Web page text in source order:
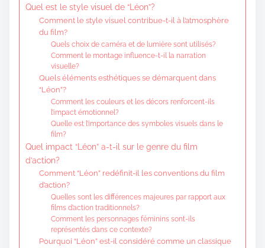
Quel est le style visuel de “Léon”?
Comment le style visuel contribue-t-il à l’atmosphère
du film?
Quels choix de caméra et de lumière sont utilisés?
Comment le montage influence-t-il la narration
visuelle?
Quels éléments esthétiques se démarquent dans
“Léon”?
Comment les couleurs et les décors renforcent-ils
l’impact émotionnel?
Quelle est l’importance des symboles visuels dans le
film?
Quel impact “Léon” a-t-il sur le genre du film
d’action?
Comment “Léon” redéfinit-il les conventions du film
d’action?
Quelles sont les différences majeures par rapport aux
films d’action traditionnels?
Comment les personnages féminins sont-ils
représentés dans ce contexte?
Pourquoi “Léon” est-il considéré comme un classique